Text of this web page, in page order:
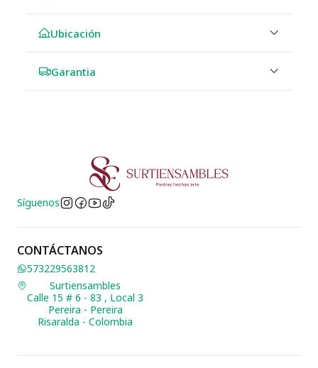
Ubicación
Garantia
Síguenos
CONTÁCTANOS
573229563812
Surtiensambles
Calle 15 # 6 - 83 , Local 3
Pereira - Pereira
Risaralda - Colombia